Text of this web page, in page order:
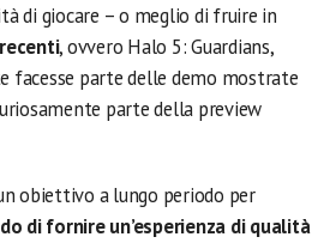
di giocare – o meglio di fruire in
, ovvero Halo 5: Guardians,
facesse parte delle demo mostrate
parte della preview
obiettivo a lungo periodo per
di fornire un’esperienza di qualità